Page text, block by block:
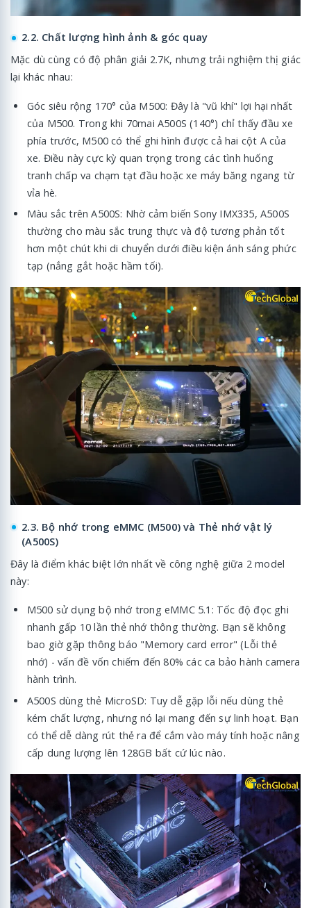
2.2. Chất lượng hình ảnh & góc quay
Mặc dù cùng có độ phân giải 2.7K, nhưng trải nghiệm thị giác
lại khác nhau:
Góc siêu rộng 170° của M500: Đây là "vũ khí" lợi hại nhất
của M500. Trong khi 70mai A500S (140°) chỉ thấy đầu xe
phía trước, M500 có thể ghi hình được cả hai cột A của
xe. Điều này cực kỳ quan trọng trong các tình huống
tranh chấp va chạm tạt đầu hoặc xe máy băng ngang từ
vỉa hè.
Màu sắc trên A500S: Nhờ cảm biến Sony IMX335, A500S
thường cho màu sắc trung thực và độ tương phản tốt
hơn một chút khi di chuyển dưới điều kiện ánh sáng phức
tạp (nắng gắt hoặc hầm tối).
2.3. Bộ nhớ trong eMMC (M500) và Thẻ nhớ vật lý
(A500S)
Đây là điểm khác biệt lớn nhất về công nghệ giữa 2 model
này:
M500 sử dụng bộ nhớ trong eMMC 5.1: Tốc độ đọc ghi
nhanh gấp 10 lần thẻ nhớ thông thường. Bạn sẽ không
bao giờ gặp thông báo "Memory card error" (Lỗi thẻ
nhớ) - vấn đề vốn chiếm đến 80% các ca bảo hành camera
hành trình.
A500S dùng thẻ MicroSD: Tuy dễ gặp lỗi nếu dùng thẻ
kém chất lượng, nhưng nó lại mang đến sự linh hoạt. Bạn
có thể dễ dàng rút thẻ ra để cắm vào máy tính hoặc nâng
cấp dung lượng lên 128GB bất cứ lúc nào.